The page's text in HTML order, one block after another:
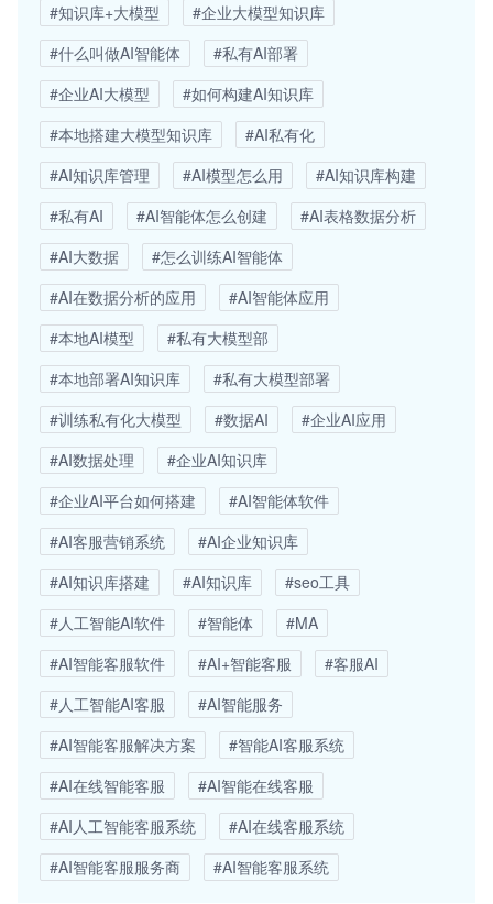
#知识库+大模型
#企业大模型知识库
#什么叫做AI智能体
#私有AI部署
#企业AI大模型
#如何构建AI知识库
#本地搭建大模型知识库
#AI私有化
#AI知识库管理
#AI模型怎么用
#AI知识库构建
#私有AI
#AI智能体怎么创建
#AI表格数据分析
#AI大数据
#怎么训练AI智能体
#AI在数据分析的应用
#AI智能体应用
#本地AI模型
#私有大模型部
#本地部署AI知识库
#私有大模型部署
#训练私有化大模型
#数据AI
#企业AI应用
#AI数据处理
#企业AI知识库
#企业AI平台如何搭建
#AI智能体软件
#AI客服营销系统
#AI企业知识库
#AI知识库搭建
#AI知识库
#seo工具
#人工智能AI软件
#智能体
#MA
#AI智能客服软件
#AI+智能客服
#客服AI
#人工智能AI客服
#AI智能服务
#AI智能客服解决方案
#智能AI客服系统
#AI在线智能客服
#AI智能在线客服
#AI人工智能客服系统
#AI在线客服系统
#AI智能客服服务商
#AI智能客服系统